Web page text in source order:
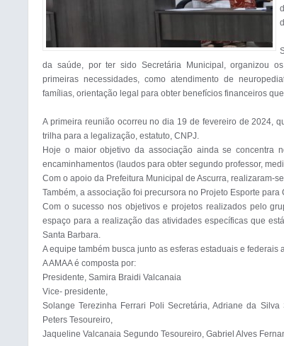
da saúde, por ter sido Secretária Municipal, organizou
primeiras necessidades, como atendimento de
famílias, orientação legal para obter benefícios financeiros
A primeira reunião ocorreu no dia 19 de fevereiro de 2024,
trilha para a legalização, estatuto, CNPJ.
Hoje o maior objetivo da associação ainda se concentra
encaminhamentos (laudos para obter segundo professor,
Com o apoio da Prefeitura Municipal de Ascurra, realizaram-
Também, a associação foi precursora no Projeto Esporte
Com o sucesso nos objetivos e projetos realizados pelo
espaço para a realização das atividades específicas que
Santa Barbara.
A equipe também busca junto as esferas estaduais e federais
A AMAA é composta por:
Presidente, Samira Braidi Valcanaia
Vice- presidente,
Solange Terezinha Ferrari Poli Secretária, Adriane da
Peters Tesoureiro,
Jaqueline Valcanaia Segundo Tesoureiro, Gabriel Alves